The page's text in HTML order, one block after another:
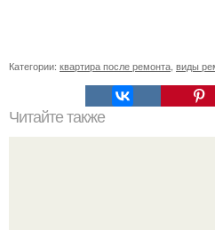
Категории: квартира после ремонта виды
Читайте также